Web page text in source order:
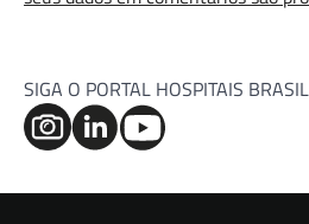
SIGA O PORTAL HOSPITAIS BRASIL